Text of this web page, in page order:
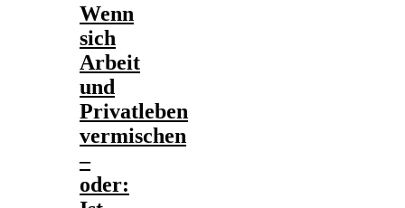
Wenn
sich
Arbeit
und
Privatleben
vermischen
–
oder: